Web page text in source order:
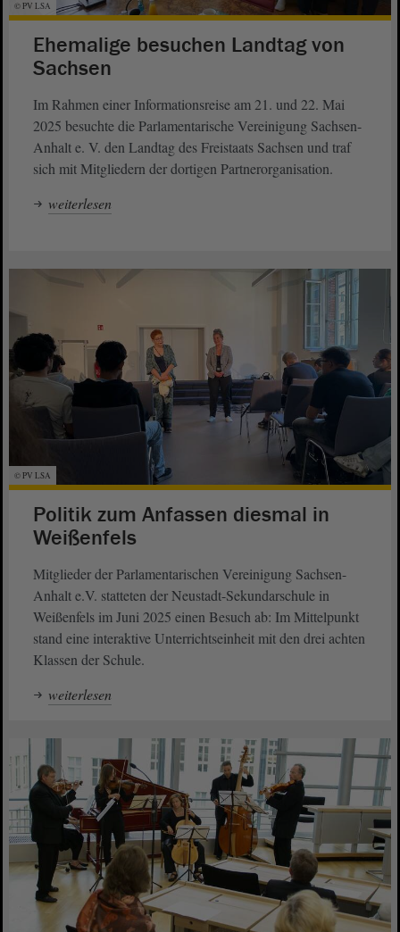
© PV LSA
Ehemalige besuchen Landtag von
Sachsen
Im Rahmen einer Informationsreise am 21. und 22. Mai
2025 besuchte die Parlamentarische Vereinigung Sachsen-
Anhalt e. V. den Landtag des Freistaats Sachsen und traf
sich mit Mitgliedern der dortigen Partnerorganisation.
weiterlesen
© PV LSA
Politik zum Anfassen diesmal in
Weißenfels
Mitglieder der Parlamentarischen Vereinigung Sachsen-
Anhalt e.V. statteten der Neustadt-Sekundarschule in
Weißenfels im Juni 2025 einen Besuch ab: Im Mittelpunkt
stand eine interaktive Unterrichtseinheit mit den drei achten
Klassen der Schule.
weiterlesen